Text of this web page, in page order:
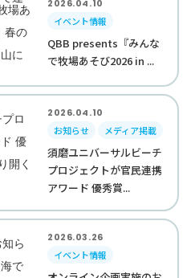
2026.04.10
イベント情報
QBB presents『みんな
で牧場あそび2026 in ...
2026.04.10
お知らせ
メディア掲載
須磨ユニバーサルビーチ
プロジェクトが官民連携
アワード 優秀賞...
2026.03.26
イベント情報